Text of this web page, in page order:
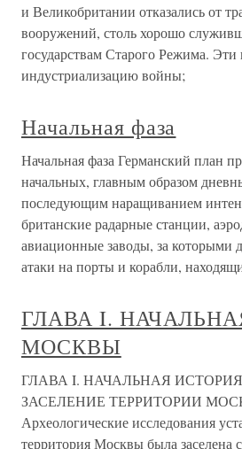
и Великобритании отказались от
вооружений, столь хорошо
государствам Старого Режима.
индустриализацию войны;
Начальная фаза
Начальная фаза Германский план
начальных, главным образом
последующим наращиванием
британские радарные станции,
авиационные заводы, за которыми
атаки на порты и корабли,
ГЛАВА I.
МОСКВЫ
ГЛАВА I. НАЧАЛЬНАЯ
ЗАСЕЛЕНИЕ ТЕРРИТОРИИ
Археологические исследования
территория Москвы была заселена